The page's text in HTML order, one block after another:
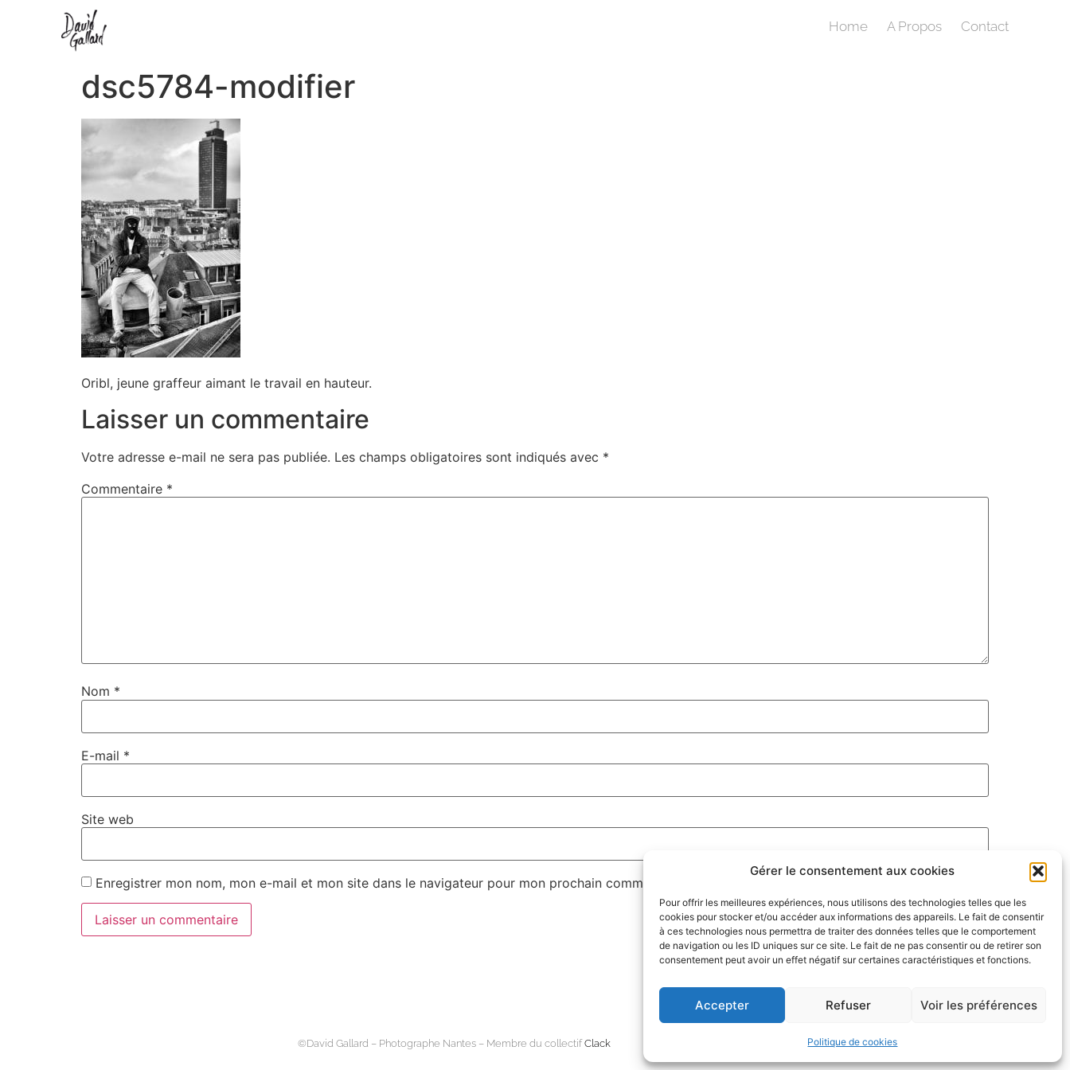
Gérer le consentement aux cookies
Pour offrir les meilleures expériences, nous utilisons des technologies telles que les
cookies pour stocker et/ou accéder aux informations des appareils. Le fait de consentir
à ces technologies nous permettra de traiter des données telles que le comportement
de navigation ou les ID uniques sur ce site. Le fait de ne pas consentir ou de retirer son
consentement peut avoir un effet négatif sur certaines caractéristiques et fonctions.
Accepter Refuser Voir les préférences
Politique de cookies
Home A Propos Contact
dsc5784-modifier
Oribl, jeune graffeur aimant le travail en hauteur.
Laisser un commentaire
Votre adresse e-mail ne sera pas publiée. Les champs obligatoires sont indiqués avec *
Commentaire *
Nom *
E-mail *
Site web
Enregistrer mon nom, mon e-mail et mon site dans le navigateur pour mon prochain commentaire.
©David Gallard – Photographe Nantes – Membre du collectifClack